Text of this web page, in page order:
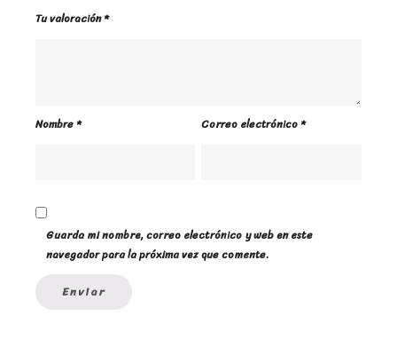
Tu valoración*
Nombre* Correo electrónico*
Guarda mi nombre, correo electrónico y web en este
navegador para la próxima vez que comente.